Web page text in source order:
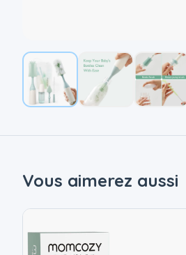
Vous aimerez aussi